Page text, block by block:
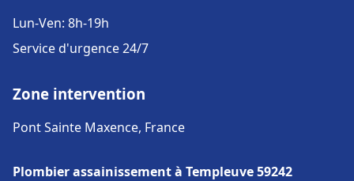
Lun-Ven: 8h-19h
Service d'urgence 24/7
Zone intervention
Pont Sainte Maxence, France
Plombier assainissement à Templeuve 59242